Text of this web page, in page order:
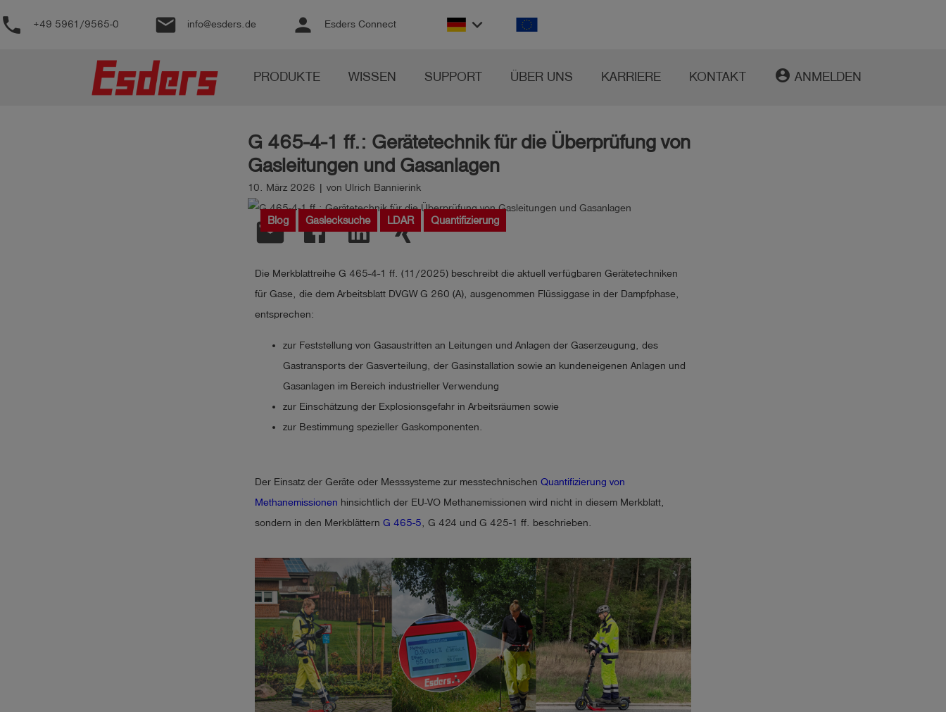
phone +49 5961/9565-0 email info@esders.de person Esders Connect keyboard_arrow_down
PRODUKTE WISSEN SUPPORT ÜBER UNS KARRIERE KONTAKT account_circle ANMELDEN
G 465-4-1 ff.: Gerätetechnik für die Überprüfung von
Gasleitungen und Gasanlagen
10. März 2026 | von Ulrich Bannierink
Blog Gaslecksuche LDAR Quantifizierung
email
Die Merkblattreihe G 465-4-1 ff. (11/2025) beschreibt die aktuell verfügbaren Gerätetechniken
für Gase, die dem Arbeitsblatt DVGW G 260 (A), ausgenommen Flüssiggase in der Dampfphase,
entsprechen:
zur Feststellung von Gasaustritten an Leitungen und Anlagen der Gaserzeugung, des
Gastransports der Gasverteilung, der Gasinstallation sowie an kundeneigenen Anlagen und
Gasanlagen im Bereich industrieller Verwendung
zur Einschätzung der Explosionsgefahr in Arbeitsräumen sowie
zur Bestimmung spezieller Gaskomponenten.
Der Einsatz der Geräte oder Messsysteme zur messtechnischen Quantifizierung von
Methanemissionen hinsichtlich der EU-VO Methanemissionen wird nicht in diesem Merkblatt,
sondern in den Merkblättern G 465-5, G 424 und G 425-1 ff. beschrieben.